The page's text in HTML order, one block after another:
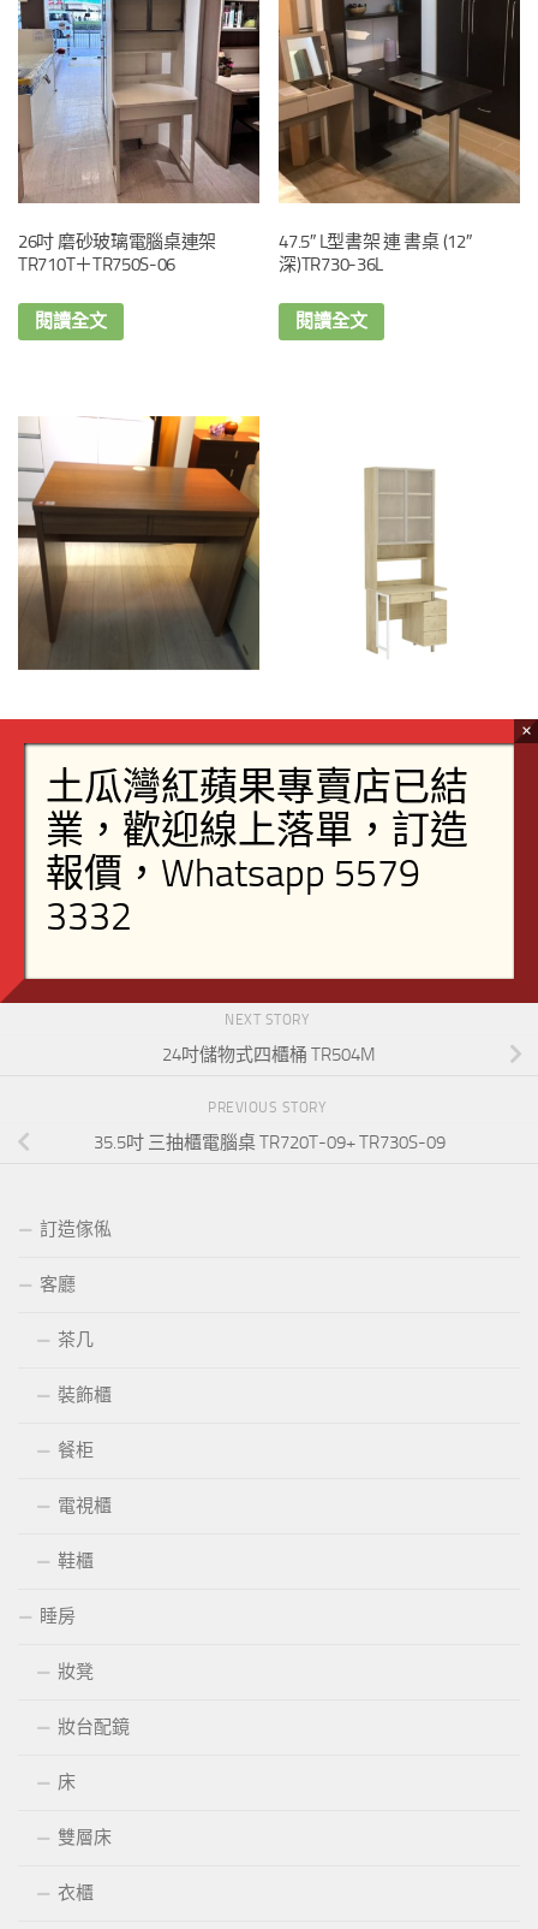
26吋 磨砂玻璃電腦桌連架
TR710T＋TR750S-06
閱讀全文
47.5″ L型書架 連 書桌 (12″
深)TR730-36L
閱讀全文
36吋 兩抽櫃書桌TR730-09
閱讀全文
31.5吋 三抽櫃電腦桌 TR730S-
0.8 + TR730T-0.8
閱讀全文
NEXT STORY
24吋儲物式四櫃桶 TR504M
PREVIOUS STORY
35.5吋 三抽櫃電腦桌 TR720T-09+ TR730S-09
訂造傢俬
客廳
茶几
裝飾櫃
餐柜
電視櫃
鞋櫃
睡房
妝凳
妝台配鏡
床
雙層床
衣櫃